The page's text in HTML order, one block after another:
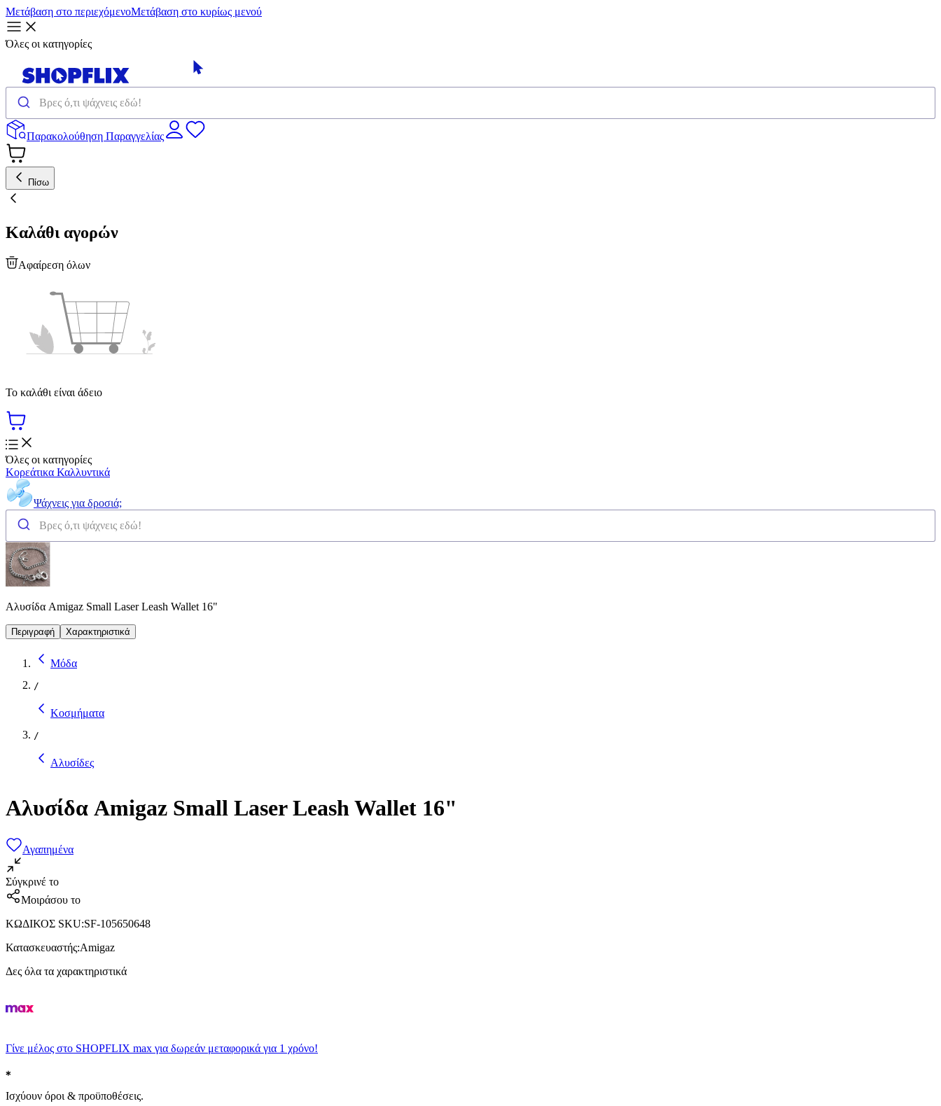
Μετάβαση στο περιεχόμενοΜετάβαση στο κυρίως μενού
Όλες οι κατηγορίες
Παρακολούθηση Παραγγελίας
Πίσω
Καλάθι αγορών
Αφαίρεση όλων
Το καλάθι είναι άδειο
Όλες οι κατηγορίες
Κορεάτικα Καλλυντικά
Ψάχνεις για δροσιά;
Αλυσίδα Amigaz Small Laser Leash Wallet 16"
Περιγραφή Χαρακτηριστικά
Μόδα
/
Κοσμήματα
/
Αλυσίδες
Αλυσίδα Amigaz Small Laser Leash Wallet 16"
Αγαπημένα
Σύγκρινέ το
Μοιράσου το
ΚΩΔΙΚΟΣ SKU:SF-105650648
Κατασκευαστής:Amigaz
Δες όλα τα χαρακτηριστικά
Γίνε μέλος στο SHOPFLIX max για δωρεάν μεταφορικά για 1 χρόνο!
Ισχύουν όροι & προϋποθέσεις.